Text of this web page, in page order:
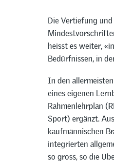
Die Vertiefung
heisst es weiter,
Bedürfnissen, in
In den
eines eigenen
Rahmenlehrplan
Sport) ergänzt.
kaufmännischen
integrierten
so gross, so die